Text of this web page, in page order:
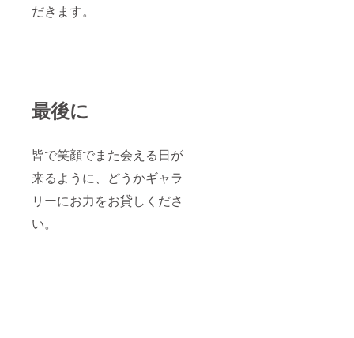
だきます。
最後に
皆で笑顔でまた会える日が
来るように、どうかギャラ
リーにお力をお貸しくださ
い。